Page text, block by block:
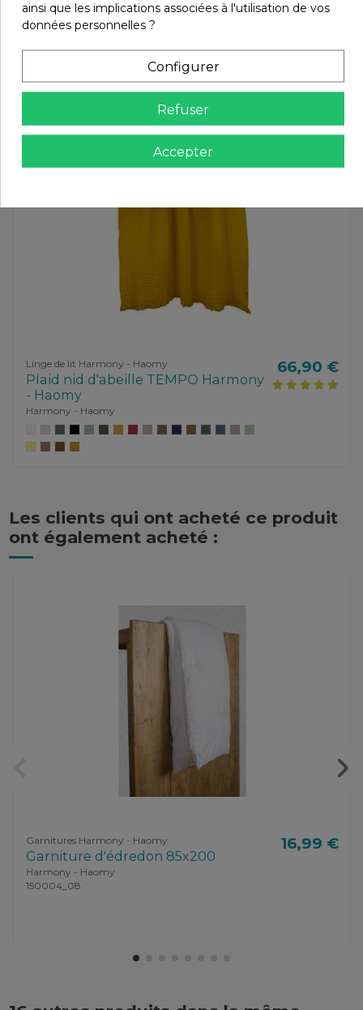
Vous aimerez aussi
Linge de lit Harmony - Haomy
Plaid nid d'abeille TEMPO Harmony
- Haomy
Harmony - Haomy
66,90 €
Les clients qui ont acheté ce produit
ont également acheté :
Garnitures Harmony - Haomy
Garniture d'édredon 85x200
Harmony - Haomy
150004_08
16,99 €
ainsi que les implications associées à l'utilisation de vos
données personnelles ?
Configurer
Refuser
Accepter